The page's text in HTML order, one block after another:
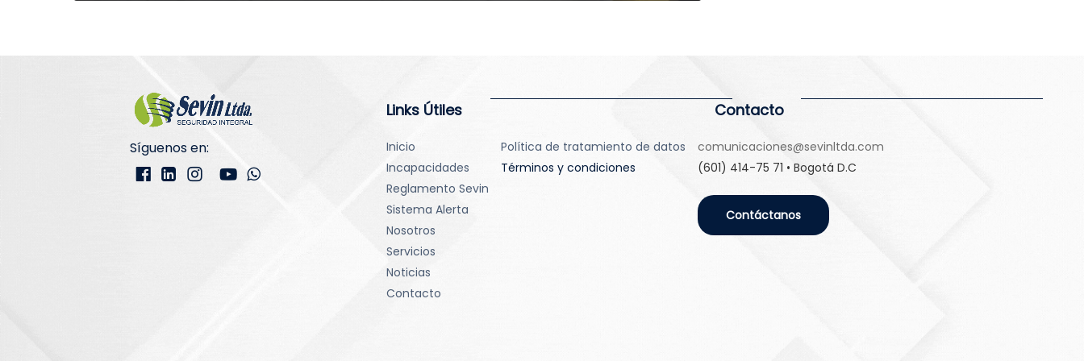
Síguenos en:
Links Útiles
Inicio
Incapacidades
Reglamento Sevin
Sistema Alerta
Nosotros
Servicios
Noticias
Contacto
Política de tratamiento de datos
Términos y condiciones
Contacto
comunicaciones@sevinltda.com
(601) 414-75 71 • Bogotá D.C
Contáctanos